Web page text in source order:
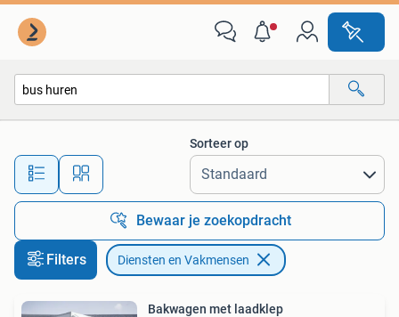
Alle afstanden…
Sorteer op
Bewaar je zoekopdracht
Filters Diensten en Vakmensen
Bakwagen met laadklep